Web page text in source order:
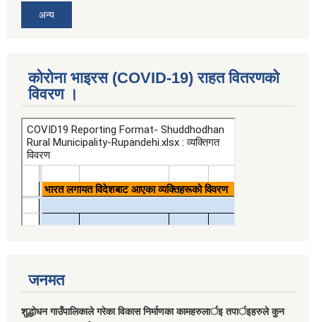
अन्य
कोरोना भाइरस (COVID-19) राहत वितरणको
विवरण ।
जनमत
शुद्धोधन गाउँपालिकाले गरेका विकास निर्माणका कामहरुलार्इ तपार्इहरुले कुन